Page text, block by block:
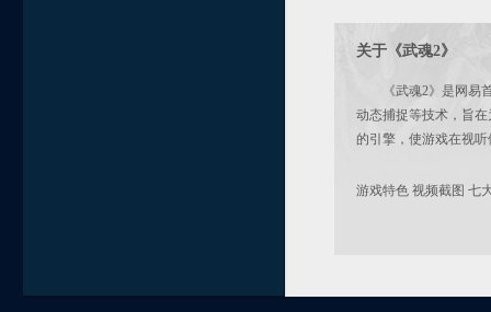
关于《武魂2》
《武魂2》是网易首
动态捕捉等技术，旨
的引擎，使游戏在视
游戏特色 视频截图 七